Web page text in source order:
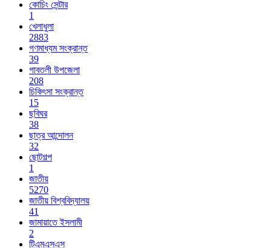
কোচিং সেন্টার
1
খেলাধুলা
2883
গণমাধ্যম সংক্রান্ত
39
গাবতলী উপজেলা
208
চিকিৎসা সংক্রান্ত
15
ছবিঘর
38
ছাত্র আন্দোলন
32
ছোটগল্প
1
জাতীয়
5270
জাতীয় বিশ্ববিদ্যালয়
41
জামায়াতে ইসলামী
2
টিএমএসএস